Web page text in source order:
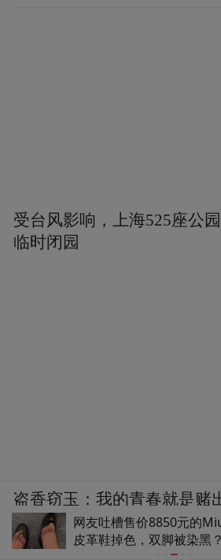
网友吐槽售价8850元的
皮革鞋掉色，双脚被染黑
人员：奢侈品牌一般采用
受台风影响，上海525座公园
临时闭园
盗香窃玉：我的青春就是赌